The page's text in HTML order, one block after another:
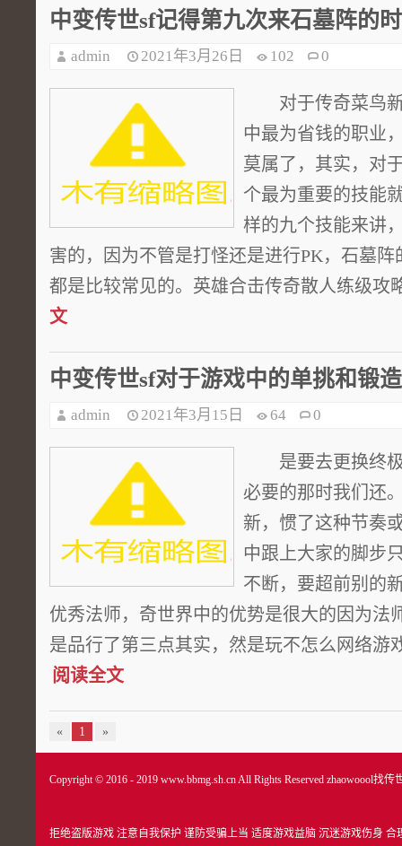
中变传世sf记得第九次来石墓阵的
admin 2021年3月26日 102 0
对于传奇菜鸟新
中最为省钱的职业
莫属了，其实，对
个最为重要的技能
样的九个技能来讲
害的，因为不管是打怪还是进行PK，石墓
都是比较常见的。英雄合击传奇散人练级攻
文
中变传世sf对于游戏中的单挑和锻
admin 2021年3月15日 64 0
是要去更换终极
必要的那时我们还
新，惯了这种节奏
中跟上大家的脚步
不断，要超前别的
优秀法师，奇世界中的优势是很大的因为法
是品行了第三点其实，然是玩不怎么网络游
阅读全文
« 1 »
Copyright © 2016 - 2019 www.bbmg.sh.cn All Rights Reserved zhaowoool找传
拒绝盗版游戏 注意自我保护 谨防受骗上当 适度游戏益脑 沉迷游戏伤身 合